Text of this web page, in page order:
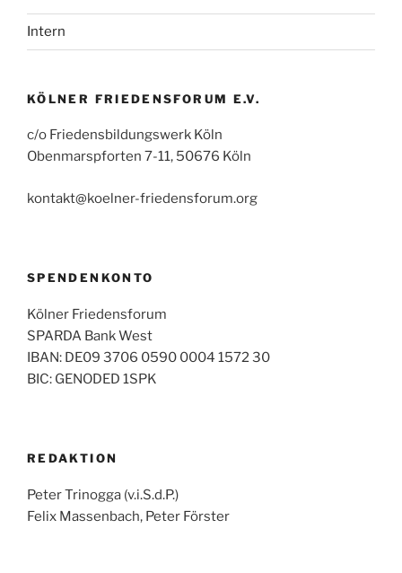
Intern
KÖLNER FRIEDENSFORUM E.V.
c/o Friedensbildungswerk Köln
Obenmarspforten 7-11, 50676 Köln
kontakt@koelner-friedensforum.org
SPENDENKONTO
Kölner Friedensforum
SPARDA Bank West
IBAN: DE09 3706 0590 0004 1572 30
BIC: GENODED 1SPK
REDAKTION
Peter Trinogga (v.i.S.d.P.)
Felix Massenbach, Peter Förster